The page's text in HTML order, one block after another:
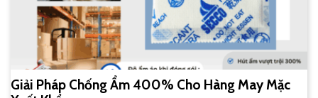
Giải Pháp Chống Ẩm 400% Cho Hàng May Mặc